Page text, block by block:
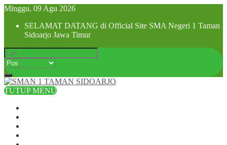
Minggu, 09 Agu 2026
SELAMAT DATANG di Official Site SMA Negeri 1 Taman
Sidoarjo Jawa Timur
TUTUP MENU